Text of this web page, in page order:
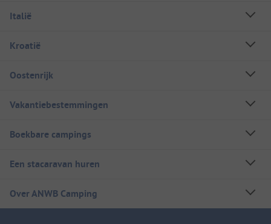
Italië
Kroatië
Oostenrijk
Vakantiebestemmingen
Boekbare campings
Een stacaravan huren
Over ANWB Camping